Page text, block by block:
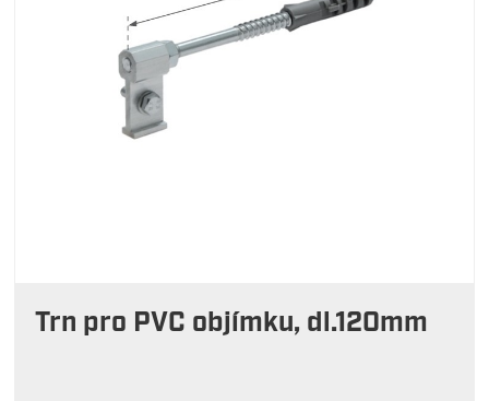
Trn pro PVC objímku, dl.120mm